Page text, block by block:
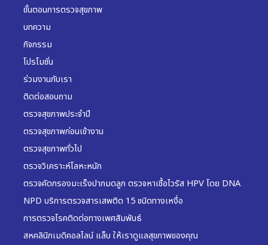
ขั้นตอนการตรวจสุขภาพ
บทความ
กิจกรรม
โปรโมชั่น
ร่วมงานกับเรา
ติดต่อสอบถาม
ตรวจสุขภาพประจำปี
ตรวจสุขภาพก่อนเข้างาน
ตรวจสุขภาพทั่วไป
ตรวจวิเคราะห์โลหะหนัก
ตรวจคัดกรองมะเร็งปากมดลูก ตรวจหาเชื้อไวรัส HPV โดย DNA
NPD บริการตรวจสารเสพติด 15 ชนิดทางเหงื่อ
การตรวจโรคติดต่อทางเพศสัมพันธ์
สหคลินิกเมดิคอลไลน์ แล็บ ให้เราดูแลสุขภาพของคุณ